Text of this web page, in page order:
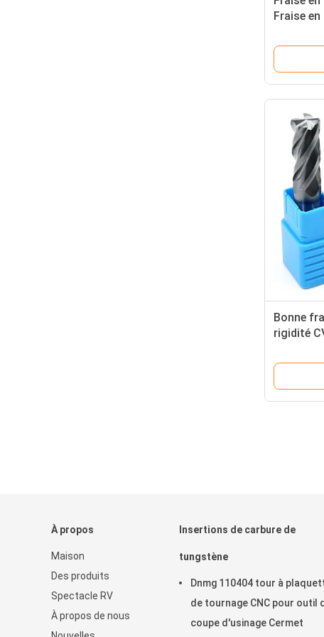
Fraise
Bonne
rigidité
À propos
Maison
Des produits
Spectacle RV
À propos de nous
Insertions de carbure de
tungstène
Dnmg 110404 tour à
de tournage CNC pour outil
coupe d'usinage Cermet